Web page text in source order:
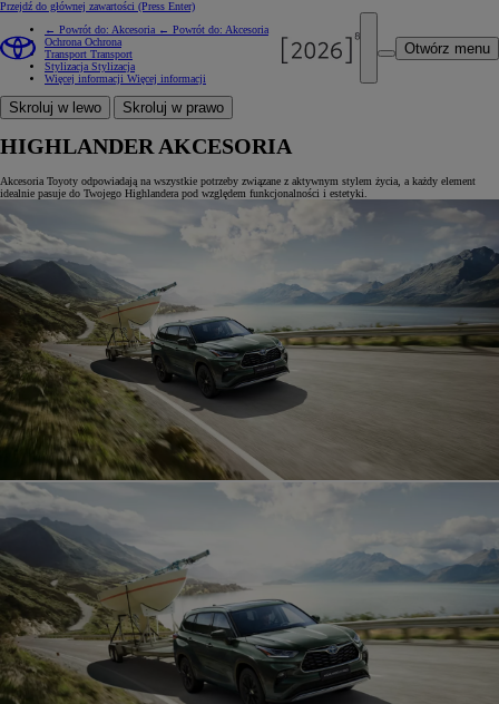
Przejdź do głównej zawartości (Press Enter)
Otwórz menu
← Powrót do: Akcesoria ← Powrót do: Akcesoria
Ochrona Ochrona
Transport Transport
Stylizacja Stylizacja
Więcej informacji Więcej informacji
Skroluj w lewo Skroluj w prawo
HIGHLANDER AKCESORIA
Akcesoria Toyoty odpowiadają na wszystkie potrzeby związane z aktywnym stylem życia, a każdy element
idealnie pasuje do Twojego Highlandera pod względem funkcjonalności i estetyki.